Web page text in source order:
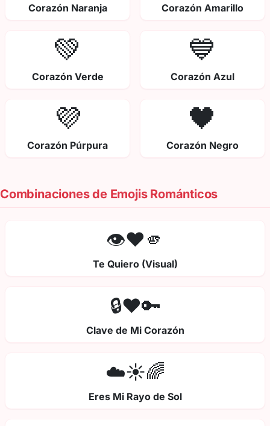
Corazón Naranja Corazón Amarillo
💚
Corazón Verde
💙
Corazón Azul
💜
Corazón Púrpura
🖤
Corazón Negro
Combinaciones de Emojis Románticos
👁️❤️🫵
Te Quiero (Visual)
🔒❤️🔑
Clave de Mi Corazón
☁️☀️🌈
Eres Mi Rayo de Sol